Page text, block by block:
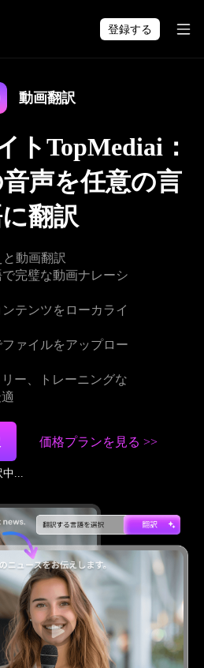
す。
登録する
動画翻訳
トTopMediai：
声を任意の言
翻訳
動画翻訳
完璧な動画ナレーシ
テンツをローカライ
ァイルをアップロー
リー、トレーニングな
中...
価格プランを見る >>